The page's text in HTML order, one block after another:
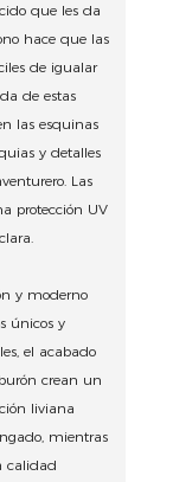
que les da
hace que las
de igualar
de estas
las esquinas
y detalles
Las
protección UV
y moderno
únicos y
el acabado
crean un
liviana
mientras
calidad